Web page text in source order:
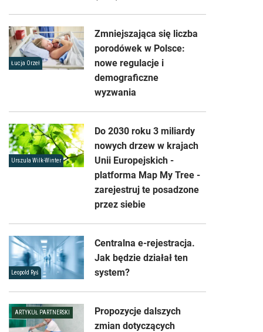
Łucja Orzeł
Zmniejszająca się liczba
porodówek w Polsce:
nowe regulacje i
demograficzne
wyzwania
Urszula Wilk-Winter
Do 2030 roku 3 miliardy
nowych drzew w krajach
Unii Europejskich -
platforma Map My Tree -
zarejestruj te posadzone
przez siebie
Leopold Ryś
Centralna e-rejestracja.
Jak będzie działał ten
system?
ARTYKUŁ PARTNERSKI
Propozycje dalszych
zmian dotyczących